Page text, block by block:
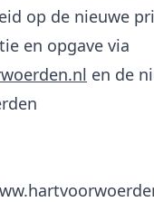
op de nieuwe
en opgave via
en de